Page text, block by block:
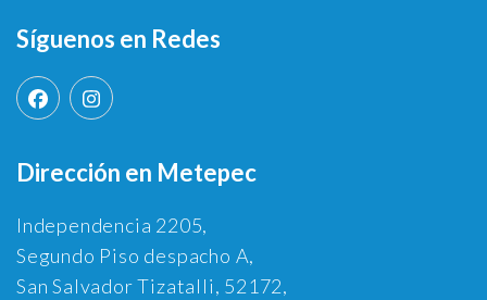
Síguenos en Redes
Dirección en Metepec
Independencia 2205,
Segundo Piso despacho A,
San Salvador Tizatalli, 52172,